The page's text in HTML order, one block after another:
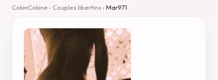
CokinCokine › Couples libertins› Mar971